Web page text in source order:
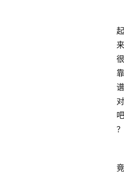
起
来
很
靠
谱
对
吧
？
竟